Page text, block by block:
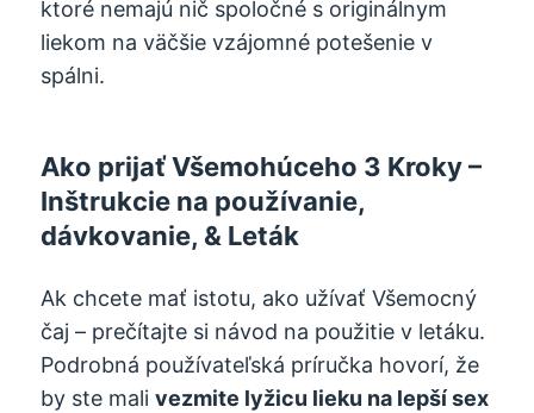
ktoré nemajú nič spoločné s originálnym
liekom na väčšie vzájomné potešenie v
spálni.
Ako prijať Všemohúceho 3 Kroky –
Inštrukcie na používanie,
dávkovanie, & Leták
Ak chcete mať istotu, ako užívať Všemocný
čaj – prečítajte si návod na použitie v letáku.
Podrobná používateľská príručka hovorí, že
by ste malivezmite lyžicu lieku na lepší sex